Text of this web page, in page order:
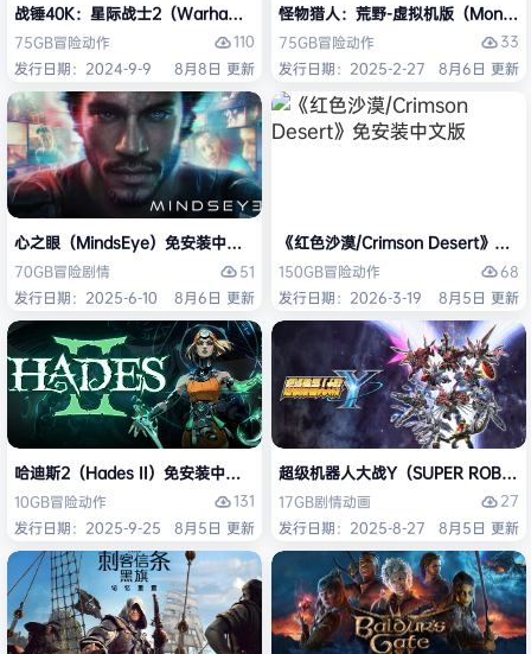
战锤40K：星际战士2（Warhammer 40,000: Space Marine 2）免安装
75GB冒险动作
110
发行日期：2024-9-9
8月8日 更新
怪物猎人：荒野-虚拟机版（
75GB冒险动作
33
发行日期：2025-2-27
8月6日 更新
心之眼（MindsEye）免安装中文版
70GB冒险剧情
51
发行日期：2025-6-10
8月6日 更新
《红色沙漠/Crimson Desert》免安
150GB冒险动作
68
发行日期：2026-3-19
8月5日 更新
哈迪斯2（Hades II）免安装中文版
10GB冒险动作
131
发行日期：2025-9-25
8月5日 更新
超级机器人大战Y（SUPER
17GB剧情动画
27
发行日期：2025-8-27
8月5日 更新